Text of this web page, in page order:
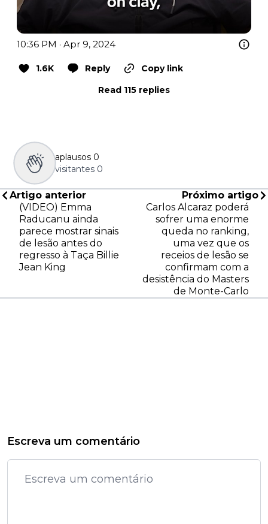
10:36 PM · Apr 9, 2024
1.6K Reply
Copy link
Read 115 replies
aplausos 0
visitantes 0
Artigo anterior
(VIDEO) Emma
Raducanu ainda
parece mostrar sinais
de lesão antes do
regresso à Taça Billie
Jean King
Próximo artigo
Carlos Alcaraz poderá
sofrer uma enorme
queda no ranking,
uma vez que os
receios de lesão se
confirmam com a
desistência do Masters
de Monte-Carlo
Escreva um comentário